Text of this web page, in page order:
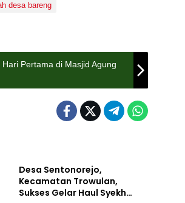
desa bareng
Pertama di Masjid Agung
Desa Sentonorejo,
Kecamatan Trowulan,
Sukses Gelar Haul Syekh